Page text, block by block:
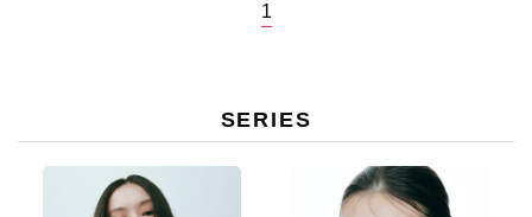
1
SERIES